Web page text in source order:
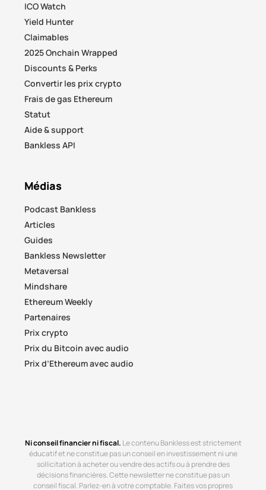
ICO Watch
Yield Hunter
Claimables
2025 Onchain Wrapped
Discounts & Perks
Convertir les prix crypto
Frais de gas Ethereum
Statut
Aide & support
Bankless API
Médias
Podcast Bankless
Articles
Guides
Bankless Newsletter
Metaversal
Mindshare
Ethereum Weekly
Partenaires
Prix crypto
Prix du Bitcoin avec audio
Prix d’Ethereum avec audio
Ni conseil financier ni fiscal. Le contenu Bankless est strictement
éducatif et ne constitue pas un conseil en investissement ni une
sollicitation à acheter ou vendre des actifs ou à prendre des
décisions financières. Cette newsletter ne constitue pas un
conseil fiscal. Parlez-en à votre comptable. Faites vos propres